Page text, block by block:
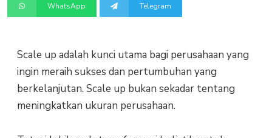
WhatsApp Telegram
Scale up adalah kunci utama bagi perusahaan yang
ingin meraih sukses dan pertumbuhan yang
berkelanjutan. Scale up bukan sekadar tentang
meningkatkan ukuran perusahaan.